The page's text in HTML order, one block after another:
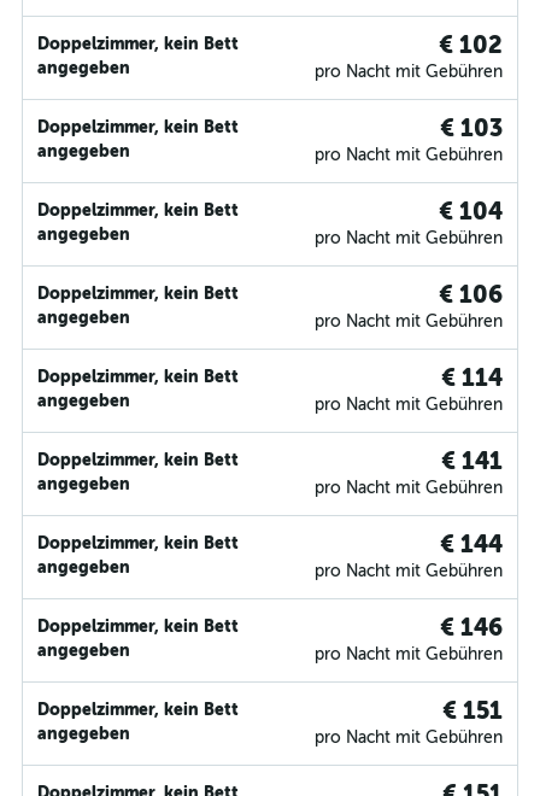
Doppelzimmer, kein Bett
angegeben
€ 102
pro Nacht mit Gebühren
Doppelzimmer, kein Bett
angegeben
€ 103
pro Nacht mit Gebühren
Doppelzimmer, kein Bett
angegeben
€ 104
pro Nacht mit Gebühren
Doppelzimmer, kein Bett
angegeben
€ 106
pro Nacht mit Gebühren
Doppelzimmer, kein Bett
angegeben
€ 114
pro Nacht mit Gebühren
Doppelzimmer, kein Bett
angegeben
€ 141
pro Nacht mit Gebühren
Doppelzimmer, kein Bett
angegeben
€ 144
pro Nacht mit Gebühren
Doppelzimmer, kein Bett
angegeben
€ 146
pro Nacht mit Gebühren
Doppelzimmer, kein Bett
angegeben
€ 151
pro Nacht mit Gebühren